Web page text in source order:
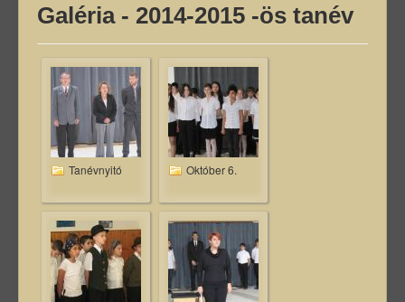
Galéria - 2014-2015 -ös tanév
Tanévnyitó Október 6.